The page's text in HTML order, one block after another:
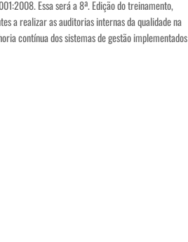
Essa será a 8ª. Edição do treinamento,
a realizar as auditorias internas da qualidade na
contínua dos sistemas de gestão implementados